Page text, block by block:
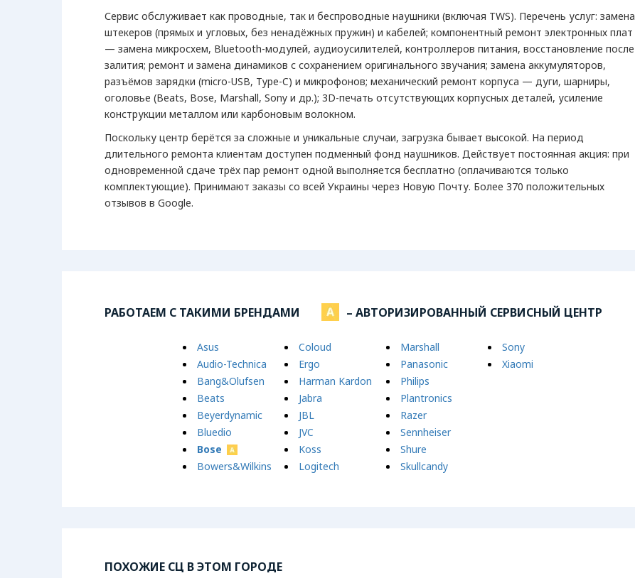
Сервис обслуживает как проводные, так и беспроводные наушники (включая TWS). Перечень услуг: замена
штекеров (прямых и угловых, без ненадёжных пружин) и кабелей; компонентный ремонт электронных плат
— замена микросхем, Bluetooth-модулей, аудиоусилителей, контроллеров питания, восстановление после
залития; ремонт и замена динамиков с сохранением оригинального звучания; замена аккумуляторов,
разъёмов зарядки (micro-USB, Type-C) и микрофонов; механический ремонт корпуса — дуги, шарниры,
оголовье (Beats, Bose, Marshall, Sony и др.); 3D-печать отсутствующих корпусных деталей, усиление
конструкции металлом или карбоновым волокном.
Поскольку центр берётся за сложные и уникальные случаи, загрузка бывает высокой. На период
длительного ремонта клиентам доступен подменный фонд наушников. Действует постоянная акция: при
одновременной сдаче трёх пар ремонт одной выполняется бесплатно (оплачиваются только
комплектующие). Принимают заказы со всей Украины через Новую Почту. Более 370 положительных
отзывов в Google.
РАБОТАЕМ С ТАКИМИ БРЕНДАМИ – АВТОРИЗИРОВАННЫЙ СЕРВИСНЫЙ ЦЕНТР
Asus
Audio-Technica
Bang&Olufsen
Beats
Beyerdynamic
Bluedio
Bose
Bowers&Wilkins
Coloud
Ergo
Harman Kardon
Jabra
JBL
JVC
Koss
Logitech
Marshall
Panasonic
Philips
Plantronics
Razer
Sennheiser
Shure
Skullcandy
Sony
Xiaomi
ПОХОЖИЕ СЦ В ЭТОМ ГОРОДЕ